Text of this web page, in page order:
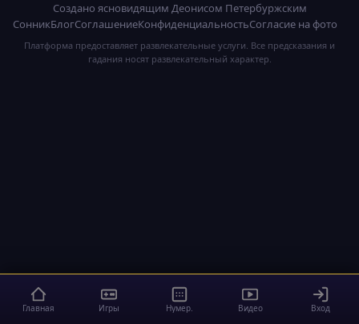
Создано ясновидящим Деонисом Петербуржским
СонникБлогСоглашениеКонфиденциальностьСогласие на фото
Платформа предоставляет развлекательные услуги. Все предсказания и
гадания носят развлекательный характер.
Главная Игры Нумер. Видео Вход